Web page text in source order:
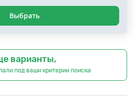
Выбрать
варианты,
под ваши критерии поиска